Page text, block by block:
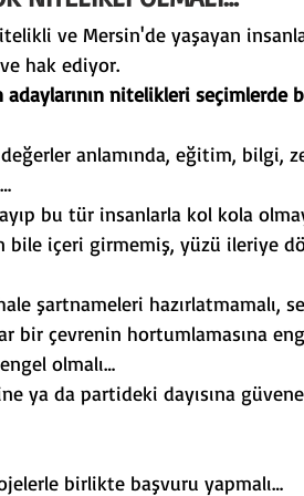
ve Mersin'de yaşayan
hak ediyor.
adaylarının nitelikleri
anlamında, eğitim, bilgi,
bu tür insanlarla kol kola
bile içeri girmemiş, yüzü ileriye
şartnameleri hazırlatmamalı,
bir çevrenin hortumlamasına
olmalı…
ya da partideki dayısına
birlikte başvuru yapmalı…